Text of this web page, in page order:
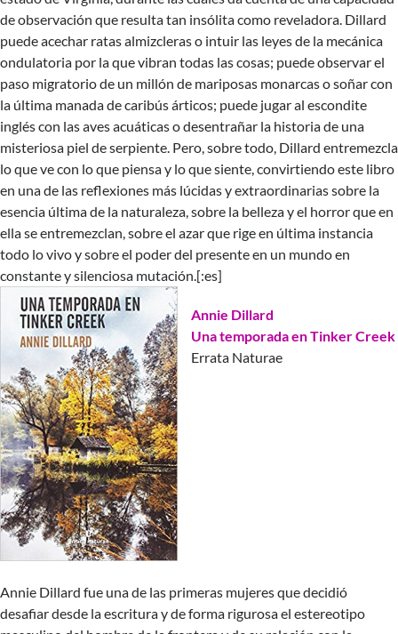
de observación que resulta tan insólita como reveladora. Dillard
puede acechar ratas almizcleras o intuir las leyes de la mecánica
ondulatoria por la que vibran todas las cosas; puede observar el
paso migratorio de un millón de mariposas monarcas o soñar con
la última manada de caribús árticos; puede jugar al escondite
inglés con las aves acuáticas o desentrañar la historia de una
misteriosa piel de serpiente. Pero, sobre todo, Dillard entremezcla
lo que ve con lo que piensa y lo que siente, convirtiendo este libro
en una de las reflexiones más lúcidas y extraordinarias sobre la
esencia última de la naturaleza, sobre la belleza y el horror que en
ella se entremezclan, sobre el azar que rige en última instancia
todo lo vivo y sobre el poder del presente en un mundo en
constante y silenciosa mutación.[:es]
Annie Dillard
Una temporada en Tinker Creek
Errata Naturae
Annie Dillard fue una de las primeras mujeres que decidió
desafiar desde la escritura y de forma rigurosa el estereotipo